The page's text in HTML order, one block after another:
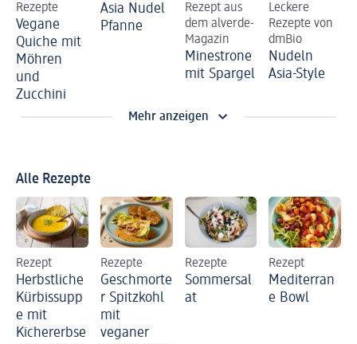
Rezepte
Vegane
Quiche mit
Möhren
und
Zucchini
Asia Nudel
Pfanne
Rezept aus
dem alverde-
Magazin
Minestrone
mit Spargel
Leckere
Rezepte von
dmBio
Nudeln
Asia-Style
Mehr anzeigen
Alle Rezepte
Rezept
Herbstliche
Kürbissupp
e mit
Kichererbse
Rezepte
Geschmorte
r Spitzkohl
mit
veganer
Rezepte
Sommersal
at
Rezept
Mediterran
e Bowl